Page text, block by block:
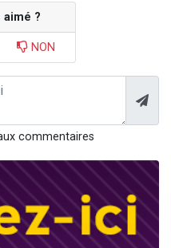
aimé ?
NON
commentaires